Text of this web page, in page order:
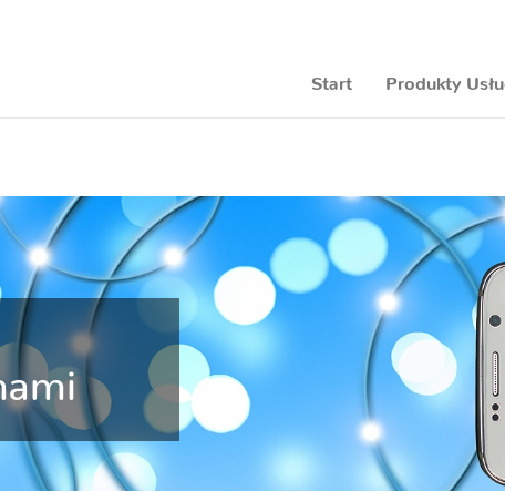
Start Produkty